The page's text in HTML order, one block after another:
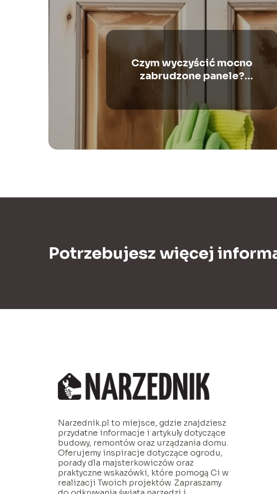
Czym wyczyścić mocno
zabrudzone panele?
Potrzebujesz więcej
Narzednik.pl to miejsce, gdzie znajdziesz
przydatne informacje i artykuły dotyczące
budowy, remontów oraz urządzania domu.
Oferujemy inspiracje dotyczące ogrodu,
porady dla majsterkowiczów oraz
praktyczne wskazówki, które pomogą Ci w
realizacji Twoich projektów. Zapraszamy